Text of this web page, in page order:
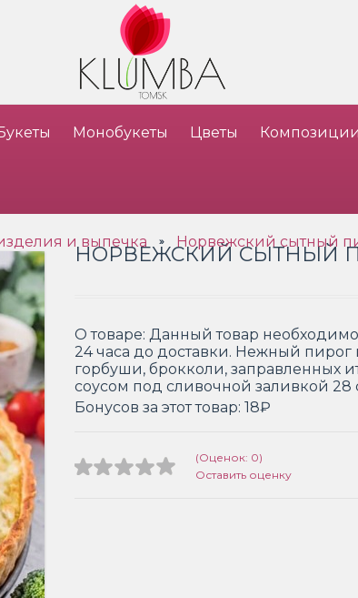
Монобукеты Цветы
и выпечка » Норвежский сытный
НОРВЕЖСКИЙ СЫТНЫЙ
О товаре: Данный товар необходимо
24 часа до доставки. Нежный пирог
горбуши, брокколи, заправленных
соусом под сливочной заливкой 28
Бонусов за этот товар: 18₽
(Оценок: 0)
Оставить оценку